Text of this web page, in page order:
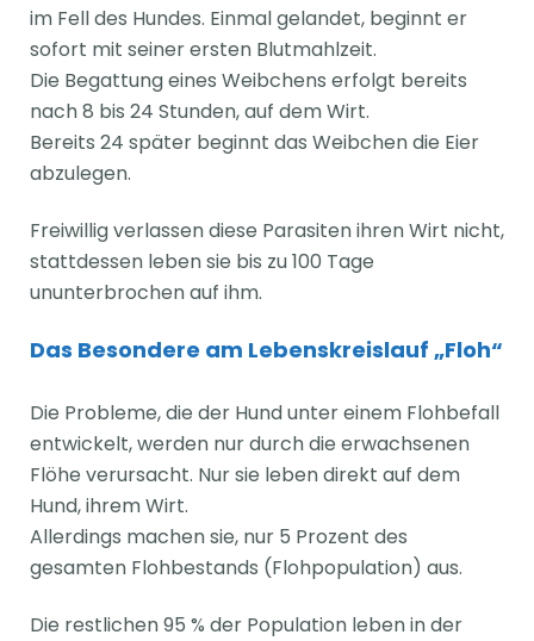
im Fell des Hundes. Einmal gelandet, beginnt er
sofort mit seiner ersten Blutmahlzeit.
Die Begattung eines Weibchens erfolgt bereits
nach 8 bis 24 Stunden, auf dem Wirt.
Bereits 24 später beginnt das Weibchen die Eier
abzulegen.
Freiwillig verlassen diese Parasiten ihren Wirt nicht,
stattdessen leben sie bis zu 100 Tage
ununterbrochen auf ihm.
Das Besondere am Lebenskreislauf „Floh“
Die Probleme, die der Hund unter einem Flohbefall
entwickelt, werden nur durch die erwachsenen
Flöhe verursacht. Nur sie leben direkt auf dem
Hund, ihrem Wirt.
Allerdings machen sie, nur 5 Prozent des
gesamten Flohbestands (Flohpopulation) aus.
Die restlichen 95 % der Population leben in der